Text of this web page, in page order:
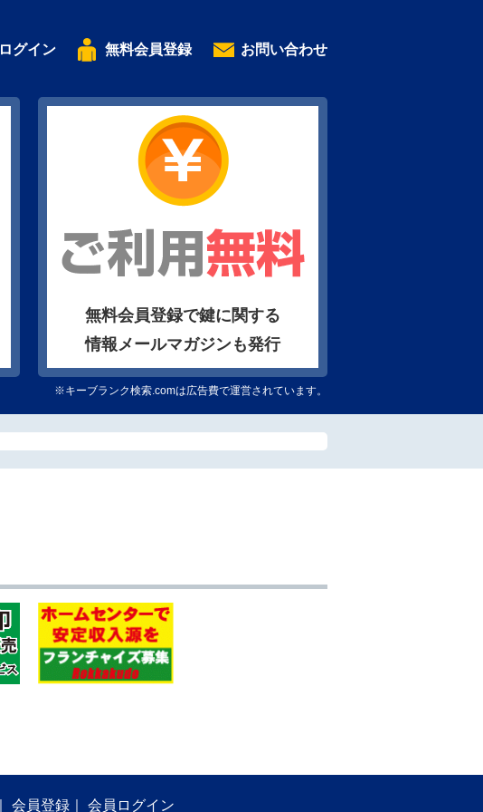
ログイン 無料会員登録 お問い合わせ
無料会員登録で鍵に関する
情報メールマガジンも発行
※キーブランク検索.comは広告費で運営されています。
会員登録 会員ログイン